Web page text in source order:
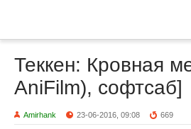
Теккен: Кровная
AniFilm), софтсаб]
Amirhank 23-06-2016, 09:08 669